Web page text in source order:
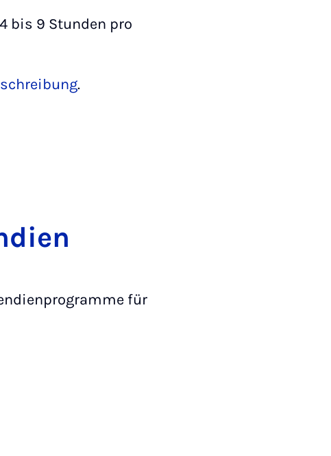
bis 9 Stunden pro
.
für